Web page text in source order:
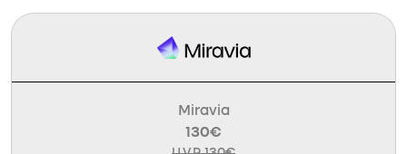
Miravia
130€